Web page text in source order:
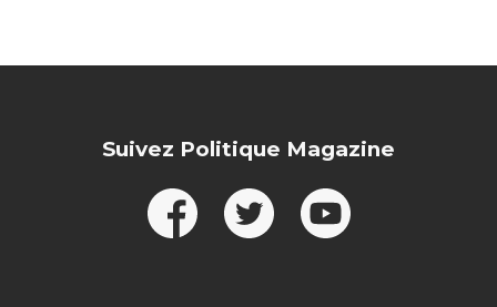
Suivez Politique Magazine